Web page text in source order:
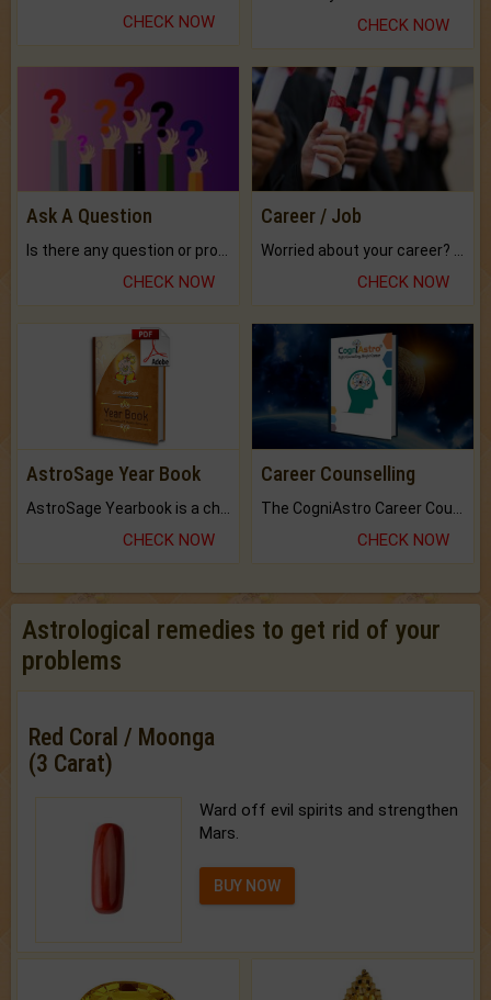
CHECK NOW CHECK NOW
Ask A Question
CHECK NOW
Career / Job
CHECK NOW
AstroSage Year Book
CHECK NOW
Career Counselling
CHECK NOW
Astrological remedies to get rid of your
problems
Red Coral / Moonga
(3 Carat)
Ward off evil spirits and strengthen
Mars.
BUY NOW